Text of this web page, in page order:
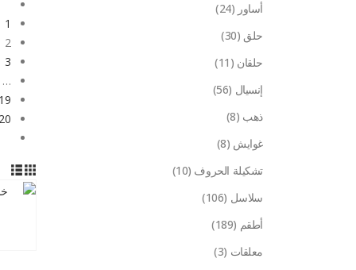
1
2
3
…
19
20
أساور (24)
حلق (30)
حلقان (11)
إنسيال (56)
ذهب (8)
غوايش (8)
تشكيلة الحروف (10)
سلاسل (106)
أطقم (189)
معلقات (3)